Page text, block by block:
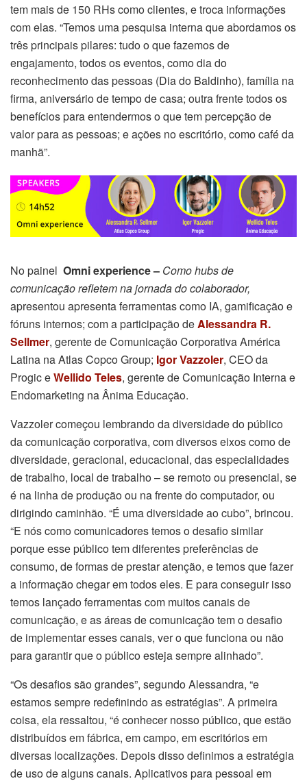
tem mais de 150 RHs como clientes, e troca informações
com elas. “Temos uma pesquisa interna que abordamos os
três principais pilares: tudo o que fazemos de
engajamento, todos os eventos, como dia do
reconhecimento das pessoas (Dia do Baldinho), família na
firma, aniversário de tempo de casa; outra frente todos os
benefícios para entendermos o que tem percepção de
valor para as pessoas; e ações no escritório, como café da
manhã”.
No painel Omni experience – Como hubs de
comunicação refletem na jornada do colaborador,
apresentou apresenta ferramentas como IA, gamificação e
fóruns internos; com a participação deAlessandra R.
Sellmer, gerente de Comunicação Corporativa América
Latina na Atlas Copco Group; Igor Vazzoler, CEO da
Progic eWellido Teles, gerente de Comunicação Interna e
Endomarketing na Ânima Educação.
Vazzoler começou lembrando da diversidade do público
da comunicação corporativa, com diversos eixos como de
diversidade, geracional, educacional, das especialidades
de trabalho, local de trabalho – se remoto ou presencial, se
é na linha de produção ou na frente do computador, ou
dirigindo caminhão. “É uma diversidade ao cubo”, brincou.
“E nós como comunicadores temos o desafio similar
porque esse público tem diferentes preferências de
consumo, de formas de prestar atenção, e temos que fazer
a informação chegar em todos eles. E para conseguir isso
temos lançado ferramentas com muitos canais de
comunicação, e as áreas de comunicação tem o desafio
de implementar esses canais, ver o que funciona ou não
para garantir que o público esteja sempre alinhado”.
“Os desafios são grandes”, segundo Alessandra, “e
estamos sempre redefinindo as estratégias”. A primeira
coisa, ela ressaltou, “é conhecer nosso público, que estão
distribuídos em fábrica, em campo, em escritórios em
diversas localizações. Depois disso definimos a estratégia
de uso de alguns canais. Aplicativos para pessoal em